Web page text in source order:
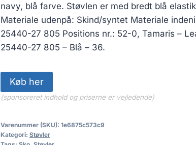
navy, blå farve. Støvlen er med bredt blå
Materiale udenpå: Skind/syntet Materiale
25440-27 805 Positions nr.: 52-0, Tamaris –
25440-27 805 – Blå – 36.
Køb her
(sponsoreret indhold og priserne er vejledende)
Varenummer (SKU): 1e6875c573c9
Kategori: Støvler